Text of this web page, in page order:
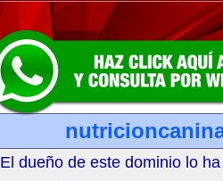
El dueño de este dominio lo